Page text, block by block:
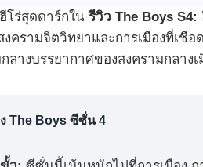
โร่สุดดาร์กในรีวิว The Boys S4:
ครามจิตวิทยาและการเมืองที่เชื
ลางบรรยากาศของสงครามกลาง
The Boys ซีซั่น 4